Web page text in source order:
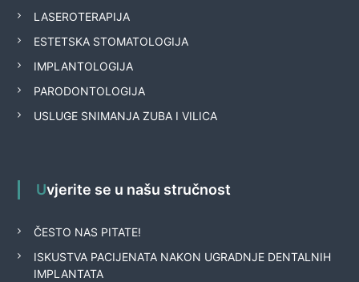
LASEROTERAPIJA
ESTETSKA STOMATOLOGIJA
IMPLANTOLOGIJA
PARODONTOLOGIJA
USLUGE SNIMANJA ZUBA I VILICA
Uvjerite se u našu stručnost
ČESTO NAS PITATE!
ISKUSTVA PACIJENATA NAKON UGRADNJE DENTALNIH
IMPLANTATA